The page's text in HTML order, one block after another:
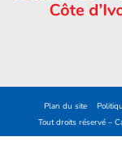
Plan du site
Tout droits réservé –